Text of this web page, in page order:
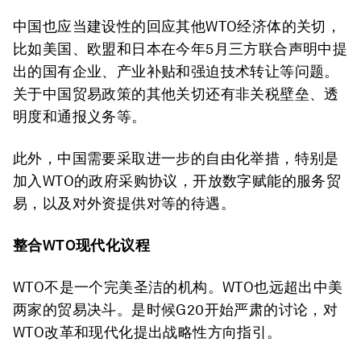
中国也应当建设性的回应其他WTO经济体的关切，
比如美国、欧盟和日本在今年5月三方联合声明中提
出的国有企业、产业补贴和强迫技术转让等问题。
关于中国贸易政策的其他关切还有非关税壁垒、透
明度和通报义务等。
此外，中国需要采取进一步的自由化举措，特别是
加入WTO的政府采购协议，开放数字赋能的服务贸
易，以及对外资提供对等的待遇。
整合WTO现代化议程
WTO不是一个完美圣洁的机构。WTO也远超出中美
两家的贸易决斗。是时候G20开始严肃的讨论，对
WTO改革和现代化提出战略性方向指引。